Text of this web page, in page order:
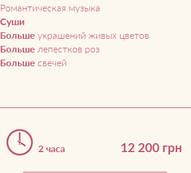
Романтическая музыка
Суши
Больше украшений живых цветов
Больше лепестков роз
Больше свечей
12 200 грн
2 часа